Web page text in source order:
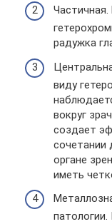
радужка
виду
вокруг
создает
сочетании
органе
иметь